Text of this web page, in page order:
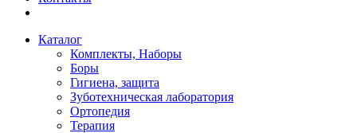
Каталог
Комплекты, Наборы
Боры
Гигиена, защита
Зуботехническая лаборатория
Ортопедия
Терапия